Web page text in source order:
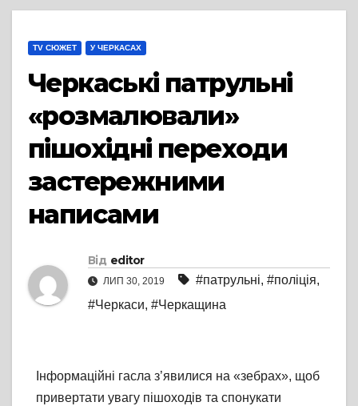
TV СЮЖЕТ У ЧЕРКАСАХ
Черкаські патрульні
«розмалювали»
пішохідні переходи
застережними
написами
Від editor
ЛИП 30, 2019 #патрульні, #поліція,
#Черкаси, #Черкащина
Інформаційні гасла з’явилися на «зебрах», щоб
привертати увагу пішоходів та спонукати